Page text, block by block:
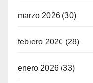
marzo 2026 (30)
febrero 2026 (28)
enero 2026 (33)